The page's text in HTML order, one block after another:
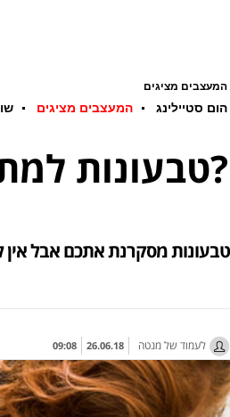
המעצבים מציגים
הום סטיילינג המעצבים מציגים
טבעונות למתחילים: 22 יום בלי חלב ובלי בשר - מי מצטרף לאתגר?
טבעונות מסקרנת אתכם אבל אין לכם מושג
לעמוד של מנטה 26.06.18
09:08